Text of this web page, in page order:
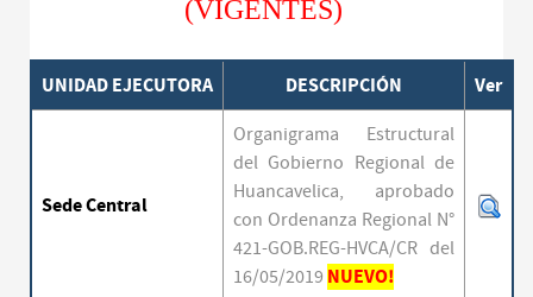
(VIGENTES)
UNIDAD EJECUTORA DESCRIPCIÓN Ver
Sede Central
Organigrama Estructural
del Gobierno Regional de
Huancavelica, aprobado
con Ordenanza Regional N°
421-GOB.REG-HVCA/CR del
16/05/2019 NUEVO!